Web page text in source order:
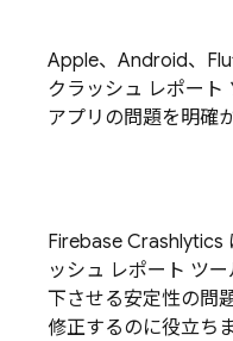
Apple、Android、
クラッシュ レポート
アプリの問題を明確
Firebase Crashlytics
ッシュ レポート ツ
下させる安定性の問
修正するのに役立ちま